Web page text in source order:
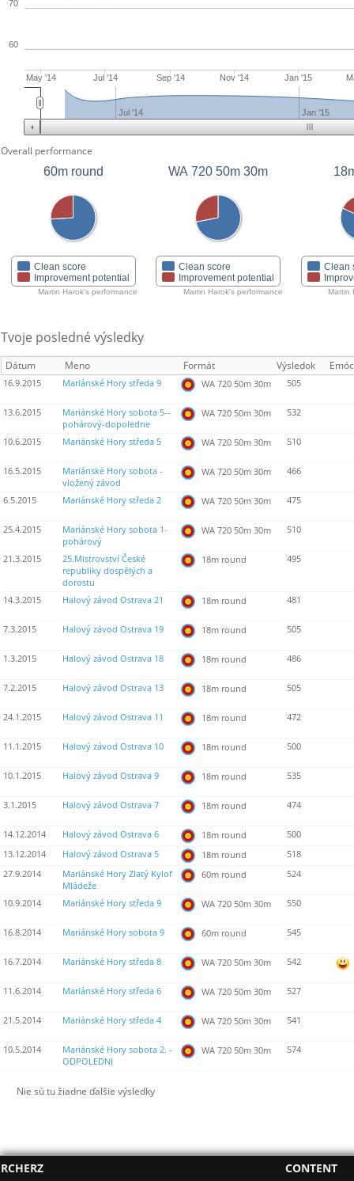
May '14 Jul '14 Sep '14 Nov '14 Jan '15
60
70
Jan '15
Jul '14
Overall performance
60m round
Clean score
Improvement potential
Martin Harok's performance
WA 720 50m 30m
Clean score
Improvement potential
Martin Harok's performance
Clean
Martin
Tvoje posledné výsledky
Dátum Meno Formát Výsledok
16.9.2015 Mariánské Hory středa 9 WA 720 50m 30m 505
13.6.2015
Mariánské Hory sobota 5--
pohárový-dopoledne
WA 720 50m 30m 532
10.6.2015 Mariánské Hory středa 5 WA 720 50m 30m 510
16.5.2015
Mariánské Hory sobota -
vložený závod
WA 720 50m 30m 466
6.5.2015 Mariánské Hory středa 2 WA 720 50m 30m 475
25.4.2015
Mariánské Hory sobota 1-
pohárový
WA 720 50m 30m 510
21.3.2015
25.Mistrovství České
republiky dospělých a
dorostu
18m round 495
14.3.2015 Halový závod Ostrava 21 18m round 481
7.3.2015 Halový závod Ostrava 19 18m round 505
1.3.2015 Halový závod Ostrava 18 18m round 486
7.2.2015 Halový závod Ostrava 13 18m round 505
24.1.2015 Halový závod Ostrava 11 18m round 472
11.1.2015 Halový závod Ostrava 10 18m round 500
10.1.2015 Halový závod Ostrava 9 18m round 535
3.1.2015 Halový závod Ostrava 7 18m round 474
14.12.2014 Halový závod Ostrava 6 18m round
500
13.12.2014
Halový závod Ostrava 5 18m round
518
27.9.2014
Mariánské Hory Zlatý Kylof
Mládeže
60m round 524
10.9.2014 Mariánské Hory středa 9 WA 720 50m 30m 550
16.8.2014 Mariánské Hory sobota 9 60m round 545
16.7.2014 Mariánské Hory středa 8 WA 720 50m 30m 542
11.6.2014 Mariánské Hory středa 6 WA 720 50m 30m 527
21.5.2014 Mariánské Hory středa 4 WA 720 50m 30m 541
10.5.2014
Mariánské Hory sobota 2. -
ODPOLEDNI
WA 720 50m 30m 574
Nie sú tu žiadne ďalšie výsledky
RCHERZ CONTENT